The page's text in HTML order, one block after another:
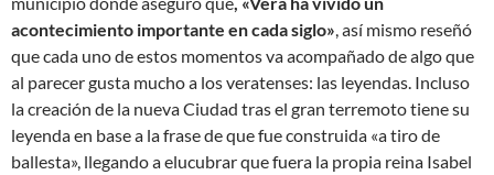
acontecimiento importante en cada siglo» , así mismo reseñó
que cada uno de estos momentos va acompañado de algo que
al parecer gusta mucho a los veratenses: las leyendas. Incluso
la creación de la nueva Ciudad tras el gran terremoto tiene su
leyenda en base a la frase de que fue construida «a tiro de
ballesta», llegando a elucubrar que fuera la propia reina Isabel